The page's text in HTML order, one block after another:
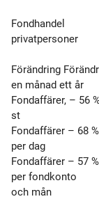
Fondhandel
privatpersoner
Förändring
en månad ett år
Fondaffärer, – 56
st
Fondaffärer – 68
per dag
Fondaffärer – 57
per fondkonto
och mån